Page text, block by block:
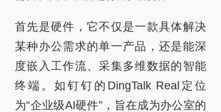
首先是硬件，它不仅是一款具体解决
某种办公需求的单一产品，还是能深
度嵌入工作流、采集多维数据的智能
终端。如钉钉的DingTalk Real定位
为“企业级AI硬件”，旨在成为办公室的